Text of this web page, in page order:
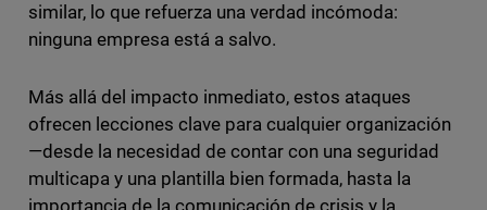
similar, lo que refuerza una verdad incómoda:
ninguna empresa está a salvo.
Más allá del impacto inmediato, estos ataques
ofrecen lecciones clave para cualquier organización
—desde la necesidad de contar con una seguridad
multicapa y una plantilla bien formada, hasta la